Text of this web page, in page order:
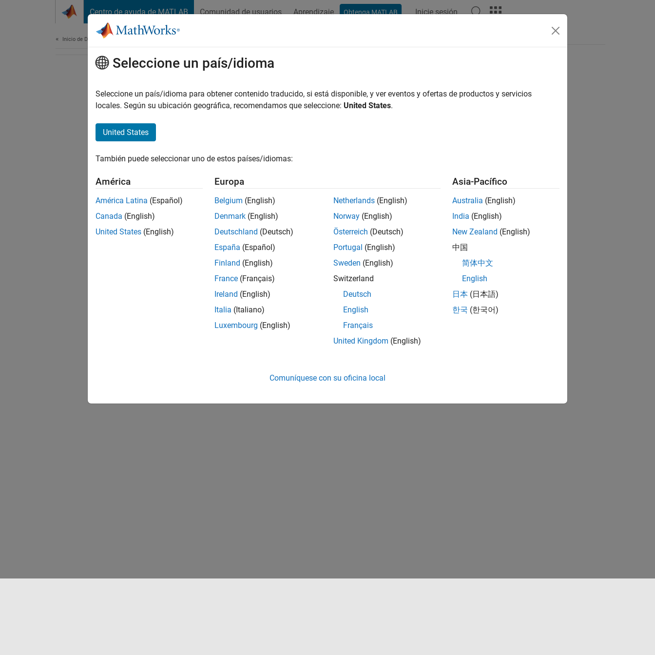
Centro de ayuda de MATLAB Comunidad de usuarios Aprendizaje Obtenga MATLAB Inicie sesión
Inicio de Documentación
¿Qué tan útil fue esta traducción?
Seleccione un país/idioma
Seleccione un país/idioma para obtener contenido traducido, si está disponible, y ver eventos y ofertas de productos y servicios
locales. Según su ubicación geográfica, recomendamos que seleccione: United States.
United States
También puede seleccionar uno de estos países/idiomas:
América
América Latina (Español)
Canada (English)
United States (English)
Europa
Belgium (English)
Denmark (English)
Deutschland (Deutsch)
España (Español)
Finland (English)
France (Français)
Ireland (English)
Italia (Italiano)
Luxembourg (English)
Netherlands (English)
Norway (English)
Österreich (Deutsch)
Portugal (English)
Sweden (English)
Switzerland
Deutsch
English
Français
United Kingdom (English)
Asia-Pacífico
Australia (English)
India (English)
New Zealand (English)
中国
简体中文
English
日本 (日本語)
한국 (한국어)
Comuníquese con su oficina local